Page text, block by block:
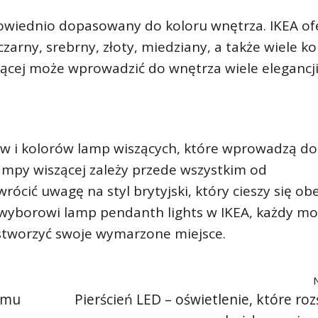
dopasowany do koloru wnętrza. IKEA
srebrny, złoty, miedziany, a także wiele
może wprowadzić do wnętrza wiele
i kolorów lamp wiszących, które wprowadzą do
wiszącej zależy przede wszystkim od
uwagę na styl brytyjski, który cieszy się
lamp pendanth lights w IKEA, każdy
swoje wymarzone miejsce.
Pierścień LED – oświetlenie, które